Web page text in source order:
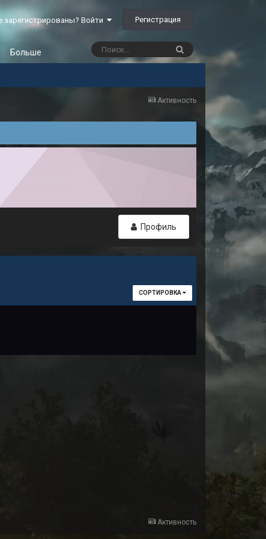
зарегистрированы? Войти Регистрация
Больше
Активность
Профиль
СОРТИРОВКА
Активность